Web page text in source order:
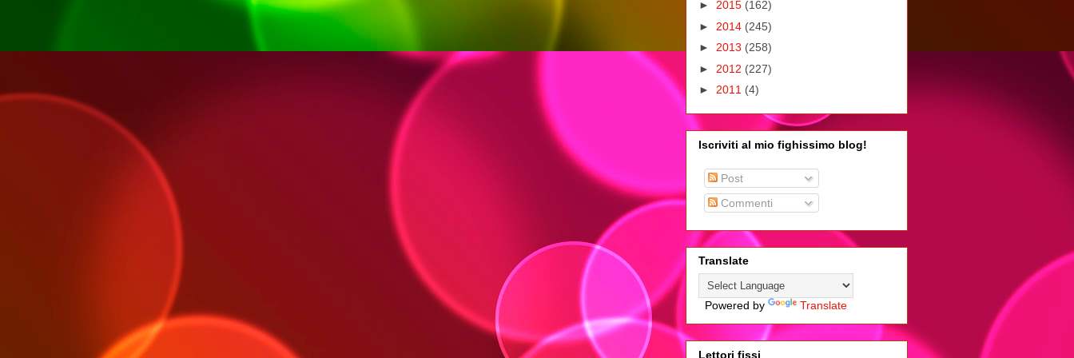
► 2015 (162)
► 2014 (245)
► 2013 (258)
► 2012 (227)
► 2011 (4)
Iscriviti al mio fighissimo blog!
Post
Commenti
Translate
Powered by Translate
Lettori fissi